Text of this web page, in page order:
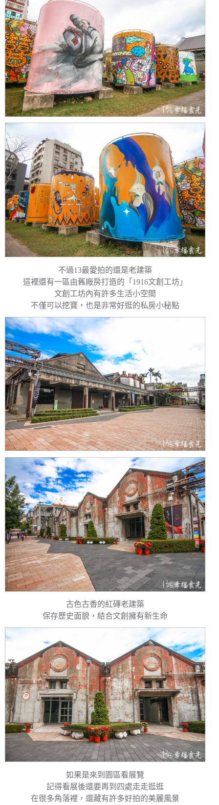
不過13最愛拍的還是老建築
這裡還有一區由舊廠房打造的「1916文創工坊」
文創工坊內有許多生活小空間
不僅可以挖寶，也是非常好逛的私房小秘點
古色古香的紅磚老建築
保存歷史面貌，結合文創擁有新生命
如果是來到園區看展覽
記得看展後還要再到四處走走逛逛
在很多角落裡，還藏有許多好拍的美麗風景